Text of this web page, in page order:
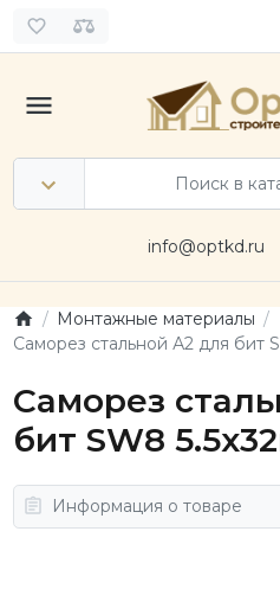
info@optkd.ru
Монтажные материалы
Саморез стальной А2 для бит
Саморез
бит SW8
Информация о товаре